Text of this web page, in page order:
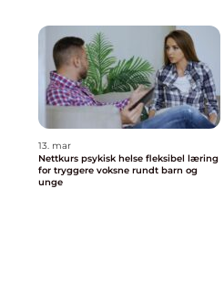
13. mar
Nettkurs psykisk helse fleksibel læring
for tryggere voksne rundt barn og
unge